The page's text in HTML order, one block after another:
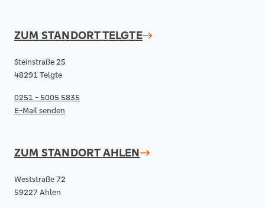
ZUM STANDORTTELGTE
Steinstraße 25
48291 Telgte
0251 - 5005 5835
E-Mail senden
ZUM STANDORTAHLEN
Weststraße 72
59227 Ahlen